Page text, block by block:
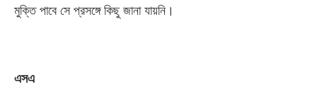
মুক্তি পাবে সে প্রসঙ্গে কিছু জানা যায়নি।
এসএ